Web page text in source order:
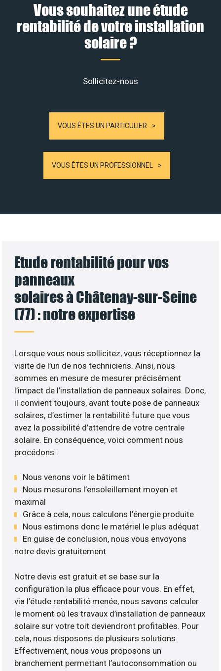
Vous souhaitez une étude
rentabilité de votre installation
solaire ?
Sollicitez-nous
VOUS ÊTES UN PARTICULIER
VOUS ÊTES UN PROFESSIONNEL
Etude rentabilité pour vos
panneaux
solaires à Châtenay-sur-Seine
(77) : notre expertise
Lorsque vous nous sollicitez, vous réceptionnez la
visite de l’un de nos techniciens. Ainsi, nous
sommes en mesure de mesurer précisément
l’impact de l’installation de panneaux solaires. Donc,
il convient toujours, avant toute pose de panneaux
solaires, d’estimer la rentabilité future que vous
avez la possibilité d’attendre de votre centrale
solaire. En conséquence, voici comment nous
procédons :
Nous venons voir le bâtiment
Nous mesurons l’ensoleillement moyen et
maximal
Grâce à cela, nous calculons l’énergie produite
Nous estimons donc le matériel le plus adéquat
En guise de conclusion, nous vous envoyons
notre devis gratuitement
Notre devis est gratuit et se base sur la
configuration la plus efficace pour vous. En effet,
via l’étude rentabilité menée, nous savons calculer
le moment où les travaux d’installation de panneaux
solaire sur votre toit deviendront profitables. Pour
cela, nous disposons de plusieurs solutions.
Effectivement, nous vous proposons un
branchement permettant l’autoconsommation ou